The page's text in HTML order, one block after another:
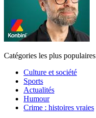
Catégories les plus populaires
Culture et société
Sports
Actualités
Humour
Crime : histoires vraies